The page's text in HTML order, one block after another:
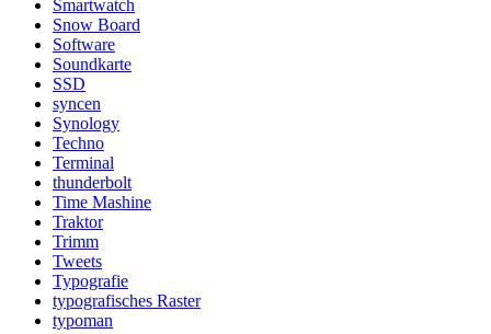
Smartwatch
Snow Board
Software
Soundkarte
SSD
syncen
Synology
Techno
Terminal
thunderbolt
Time Mashine
Traktor
Trimm
Tweets
Typografie
typografisches Raster
typoman